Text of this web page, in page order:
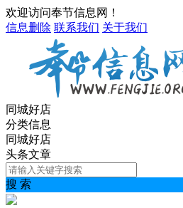
欢迎访问奉节信息网！
信息删除 联系我们 关于我们
同城好店
分类信息
同城好店
头条文章
搜 索